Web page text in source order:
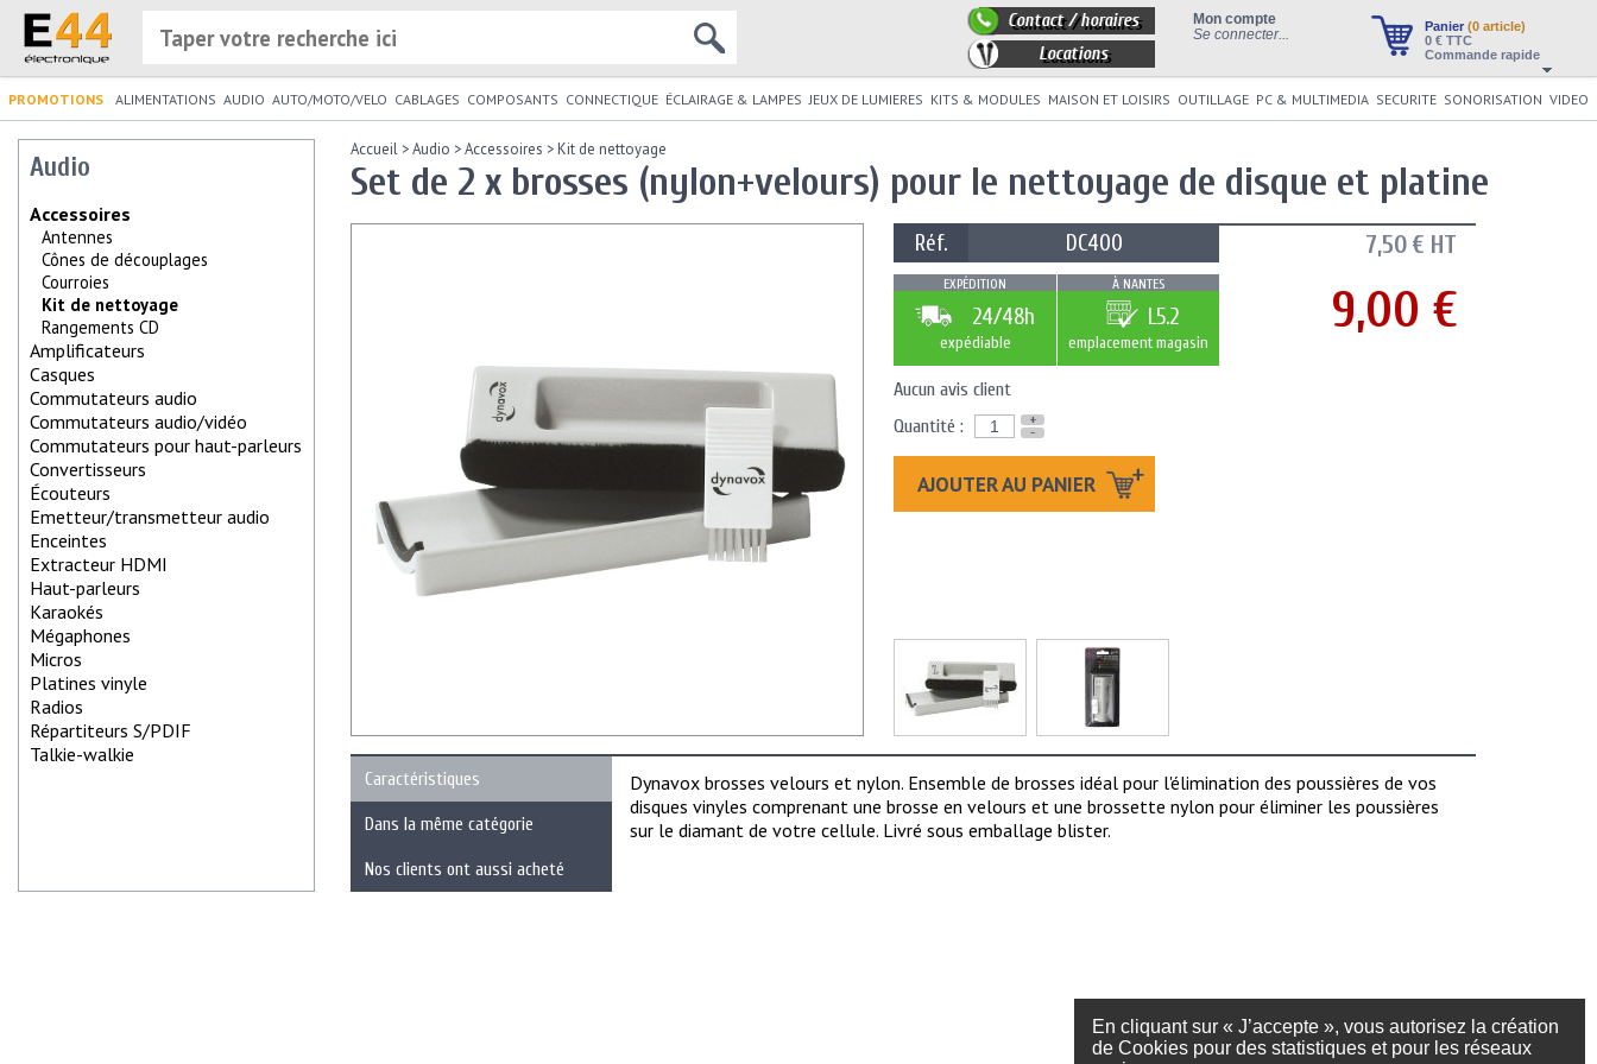
En cliquant sur « J’accepte », vous autorisez la création
de Cookies pour des statistiques et pour les réseaux
Panier (0 article)
0 € TTC
Commande rapide
Mon compte
Se connecter...
Contact / horaires
Locations
PROMOTIONS ALIMENTATIONS AUDIO AUTO/MOTO/VELO CABLAGES COMPOSANTS CONNECTIQUE ÉCLAIRAGE & LAMPES JEUX DE LUMIERES KITS & MODULES MAISON ET LOISIRS OUTILLAGE PC & MULTIMEDIA SECURITE SONORISATION VIDEO
Audio
Accessoires
Antennes
Cônes de découplages
Courroies
Kit de nettoyage
Rangements CD
Amplificateurs
Casques
Commutateurs audio
Commutateurs audio/vidéo
Commutateurs pour haut-parleurs
Convertisseurs
Écouteurs
Emetteur/transmetteur audio
Enceintes
Extracteur HDMI
Haut-parleurs
Karaokés
Mégaphones
Micros
Platines vinyle
Radios
Répartiteurs S/PDIF
Talkie-walkie
Accueil >Audio >Accessoires >Kit de nettoyage
Set de 2 x brosses (nylon+velours) pour le nettoyage de disque et platine
Réf. DC400
EXPÉDITION
24/48h
expédiable
À NANTES
L5.2
emplacement magasin
7,50 € HT
9,00 €
Aucun avis client
Quantité :
+
-
AJOUTER AU PANIER
Caractéristiques
Dans la même catégorie
Nos clients ont aussi acheté
Dynavox brosses velours et nylon. Ensemble de brosses idéal pour l'élimination des poussières de vos
disques vinyles comprenant une brosse en velours et une brossette nylon pour éliminer les poussières
sur le diamant de votre cellule. Livré sous emballage blister.